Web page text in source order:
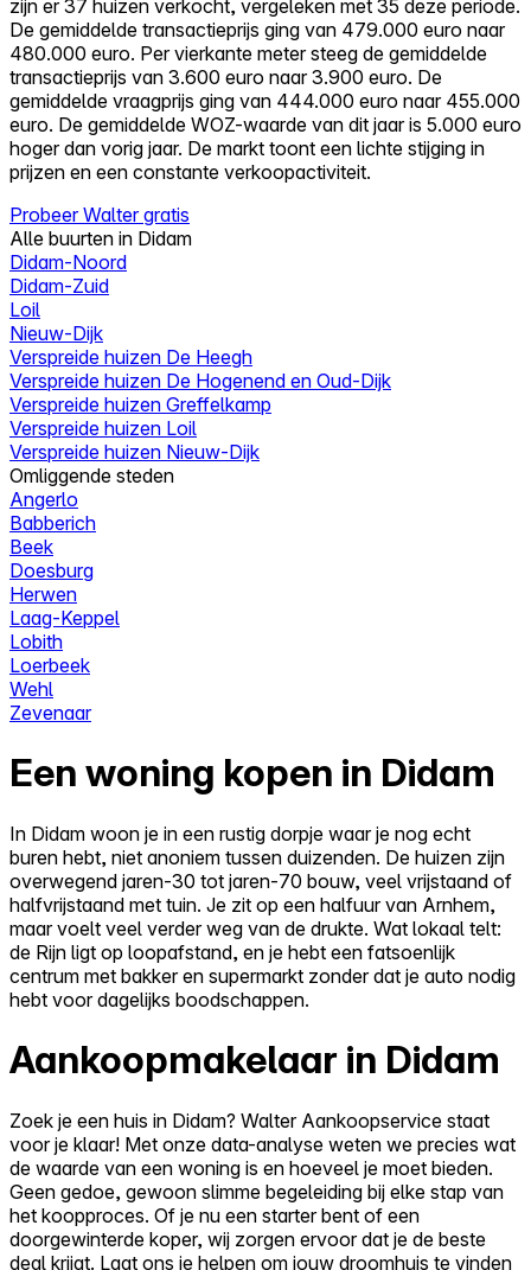
Reviews
Prijzen
Log in
Probeer Walter gratis
zijn er 37 huizen verkocht, vergeleken met 35 deze periode.
De gemiddelde transactieprijs ging van 479.000 euro naar
480.000 euro. Per vierkante meter steeg de gemiddelde
transactieprijs van 3.600 euro naar 3.900 euro. De
gemiddelde vraagprijs ging van 444.000 euro naar 455.000
euro. De gemiddelde WOZ-waarde van dit jaar is 5.000 euro
hoger dan vorig jaar. De markt toont een lichte stijging in
prijzen en een constante verkoopactiviteit.
Probeer Walter gratis
Alle buurten in Didam
Didam-Noord
Didam-Zuid
Loil
Nieuw-Dijk
Verspreide huizen De Heegh
Verspreide huizen De Hogenend en Oud-Dijk
Verspreide huizen Greffelkamp
Verspreide huizen Loil
Verspreide huizen Nieuw-Dijk
Omliggende steden
Angerlo
Babberich
Beek
Doesburg
Herwen
Laag-Keppel
Lobith
Loerbeek
Wehl
Zevenaar
Een woning kopen in Didam
In Didam woon je in een rustig dorpje waar je nog echt
buren hebt, niet anoniem tussen duizenden. De huizen zijn
overwegend jaren-30 tot jaren-70 bouw, veel vrijstaand of
halfvrijstaand met tuin. Je zit op een halfuur van Arnhem,
maar voelt veel verder weg van de drukte. Wat lokaal telt:
de Rijn ligt op loopafstand, en je hebt een fatsoenlijk
centrum met bakker en supermarkt zonder dat je auto nodig
hebt voor dagelijks boodschappen.
Aankoopmakelaar in Didam
Zoek je een huis in Didam? Walter Aankoopservice staat
voor je klaar! Met onze data-analyse weten we precies wat
de waarde van een woning is en hoeveel je moet bieden.
Geen gedoe, gewoon slimme begeleiding bij elke stap van
het koopproces. Of je nu een starter bent of een
doorgewinterde koper, wij zorgen ervoor dat je de beste
deal krijgt. Laat ons je helpen om jouw droomhuis te vinden